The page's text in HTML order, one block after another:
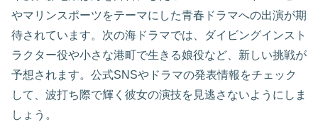
やマリンスポーツをテーマにした青春ドラマへの出演が期
待されています。次の海ドラマでは、ダイビングインスト
ラクター役や小さな港町で生きる娘役など、新しい挑戦が
予想されます。公式SNSやドラマの発表情報をチェック
して、波打ち際で輝く彼女の演技を見逃さないようにしま
しょう。